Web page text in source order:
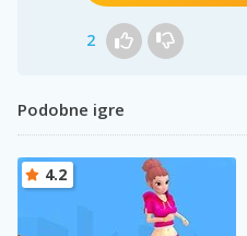
2
Podobne igre
4.2